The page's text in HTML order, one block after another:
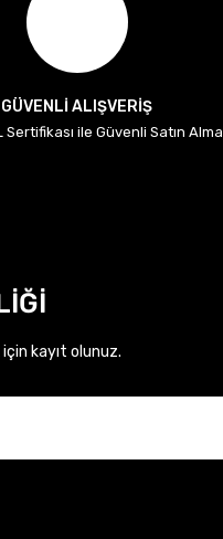
GÜVENLİ ALIŞVERİŞ
Sertifikası ile Güvenli Satın Alma
kayıt olunuz.